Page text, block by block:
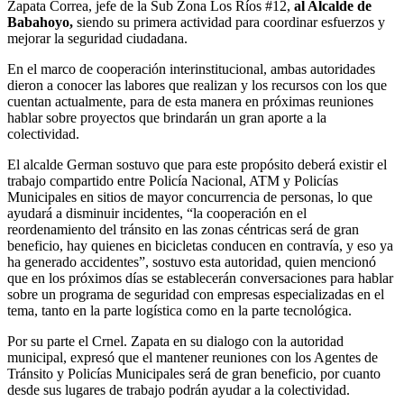
Zapata Correa, jefe de la Sub Zona Los Ríos #12, al Alcalde de
Babahoyo, siendo su primera actividad para coordinar esfuerzos y
mejorar la seguridad ciudadana.
En el marco de cooperación interinstitucional, ambas autoridades
dieron a conocer las labores que realizan y los recursos con los que
cuentan actualmente, para de esta manera en próximas reuniones
hablar sobre proyectos que brindarán un gran aporte a la
colectividad.
El alcalde German sostuvo que para este propósito deberá existir el
trabajo compartido entre Policía Nacional, ATM y Policías
Municipales en sitios de mayor concurrencia de personas, lo que
ayudará a disminuir incidentes, “la cooperación en el
reordenamiento del tránsito en las zonas céntricas será de gran
beneficio, hay quienes en bicicletas conducen en contravía, y eso ya
ha generado accidentes”, sostuvo esta autoridad, quien mencionó
que en los próximos días se establecerán conversaciones para hablar
sobre un programa de seguridad con empresas especializadas en el
tema, tanto en la parte logística como en la parte tecnológica.
Por su parte el Crnel. Zapata en su dialogo con la autoridad
municipal, expresó que el mantener reuniones con los Agentes de
Tránsito y Policías Municipales será de gran beneficio, por cuanto
desde sus lugares de trabajo podrán ayudar a la colectividad.